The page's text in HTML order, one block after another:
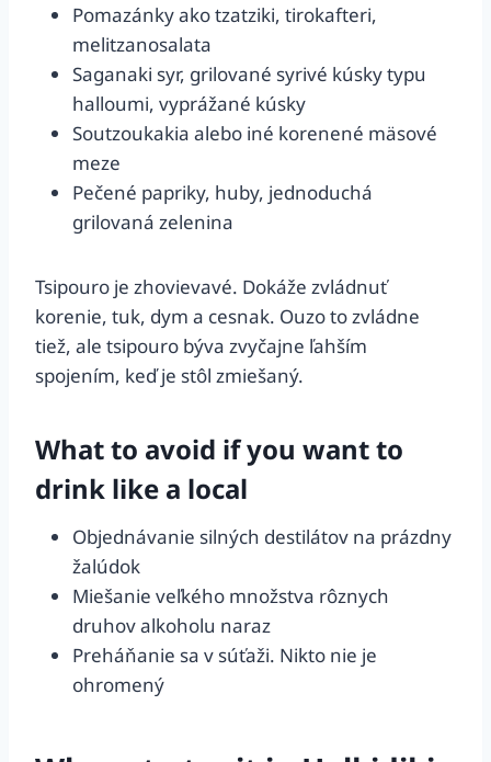
Pomazánky ako tzatziki, tirokafteri,
melitzanosalata
Saganaki syr, grilované syrivé kúsky typu
halloumi, vyprážané kúsky
Soutzoukakia alebo iné korenené mäsové
meze
Pečené papriky, huby, jednoduchá
grilovaná zelenina
Tsipouro je zhovievavé. Dokáže zvládnuť
korenie, tuk, dym a cesnak. Ouzo to zvládne
tiež, ale tsipouro býva zvyčajne ľahším
spojením, keď je stôl zmiešaný.
What to avoid if you want to
drink like a local
Objednávanie silných destilátov na prázdny
žalúdok
Miešanie veľkého množstva rôznych
druhov alkoholu naraz
Preháňanie sa v súťaži. Nikto nie je
ohromený